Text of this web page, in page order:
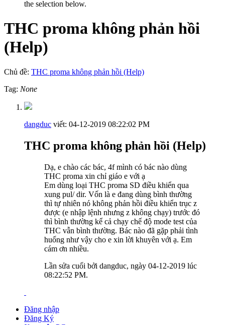
the selection below.
THC proma không phản hồi
(Help)
Chủ đề: THC proma không phản hồi (Help)
Tag: None
dangduc viết: 04-12-2019 08:22:02 PM
THC proma không phản hồi (Help)
Dạ, e chào các bác, 4f mình có bác nào dùng
THC proma xin chỉ giáo e với ạ
Em dùng loại THC proma SD điều khiển qua
xung pul/ dir. Vốn là e đang dùng bình thường
thì tự nhiên nó không phản hồi điều khiển trục z
được (e nhập lệnh nhưng z không chạy) trước đó
thì bình thường kể cả chạy chế độ mode test của
THC vẫn bình thường. Bác nào đã gặp phải tình
huống như vậy cho e xin lời khuyên với ạ. Em
cám ơn nhiều.
Lần sửa cuối bởi dangduc, ngày 04-12-2019 lúc
08:22:52 PM.
Đăng nhập
Đăng Ký